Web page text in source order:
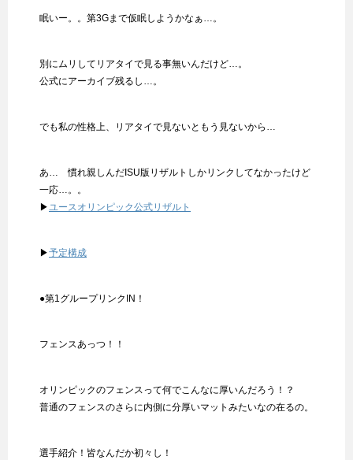
眠いー。。第3Gまで仮眠しようかなぁ…。
別にムリしてリアタイで見る事無いんだけど…。
公式にアーカイブ残るし…。
でも私の性格上、リアタイで見ないともう見ないから…
あ… 慣れ親しんだISU版リザルトしかリンクしてなかったけど
一応…。。
▶ユースオリンピック公式リザルト
▶予定構成
●第1グループリンクIN！
フェンスあっつ！！
オリンピックのフェンスって何でこんなに厚いんだろう！？
普通のフェンスのさらに内側に分厚いマットみたいなの在るの。
選手紹介！皆なんだか初々し！